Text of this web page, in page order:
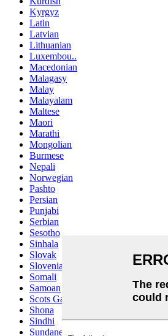
Kyrgyz
Latin
Latvian
Lithuanian
Luxembou..
Macedonian
Malagasy
Malay
Malayalam
Maltese
Maori
Marathi
Mongolian
Burmese
Nepali
Norwegian
Pashto
Persian
Punjabi
Serbian
Sesotho
Sinhala
Slovak
Slovenian
Somali
Samoan
Scots Gaelic
Shona
Sindhi
Sundanese